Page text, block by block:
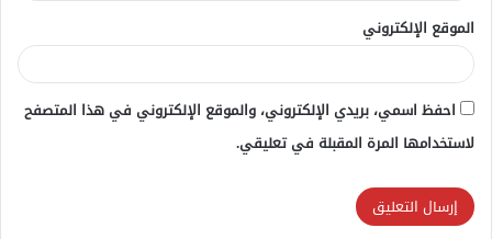
الموقع الإلكتروني
احفظ اسمي، بريدي الإلكتروني، والموقع الإلكتروني في هذا المتصفح
لاستخدامها المرة المقبلة في تعليقي.